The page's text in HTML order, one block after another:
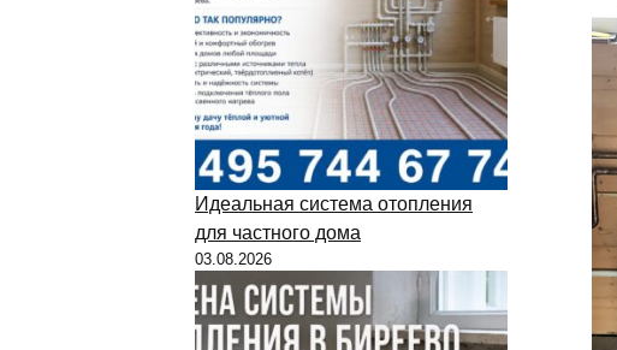
Идеальная система отопления
для частного дома
03.08.2026